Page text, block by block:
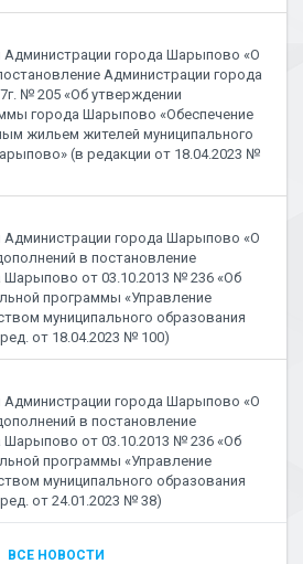
Администрации города Шарыпово «О
Администрации города
№ 205 «Об утверждении
города Шарыпово «Обеспечение
жильем жителей муниципального
(в редакции от 18.04.2023 №
Администрации города Шарыпово «О
в постановление
Шарыпово от 03.10.2013 № 236 «Об
программы «Управление
муниципального образования
от 18.04.2023 № 100)
Администрации города Шарыпово «О
в постановление
Шарыпово от 03.10.2013 № 236 «Об
программы «Управление
муниципального образования
от 24.01.2023 № 38)
ВСЕ НОВОСТИ